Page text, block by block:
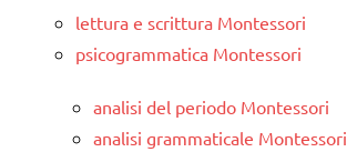
lettura e scrittura Montessori
psicogrammatica Montessori
analisi del periodo Montessori
analisi grammaticale Montessori